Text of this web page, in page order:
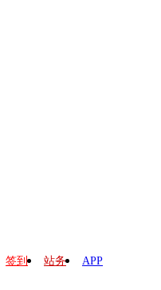
签到 站务 APP